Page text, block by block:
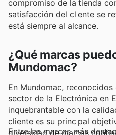
compromiso de la tienda
satisfacción del cliente se
está siempre al alcance.
¿Qué marcas
Mundomac?
En Mundomac,
sector de la Electrónica en
inquebrantable con la
cliente es su principal
diversidad de marcas
Entre las marcas más